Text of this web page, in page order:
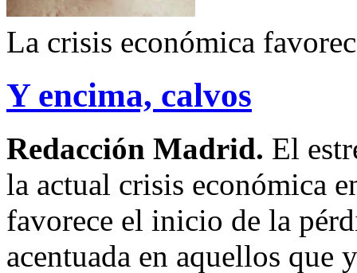
La crisis económica
Y encima, calvos
Redacción Madrid. El
la actual crisis económica
favorece el inicio de la
acentuada en aquellos que